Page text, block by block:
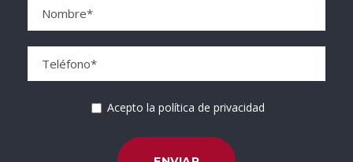
Acepto la política de privacidad